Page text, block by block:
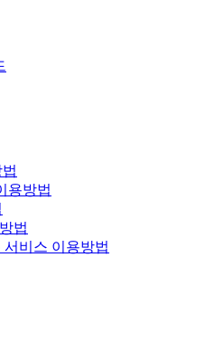
용방법
법
서비스 이용방법